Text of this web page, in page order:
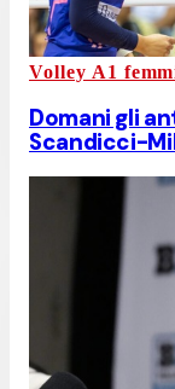
Volley A1
Domani gli
Scandicci-